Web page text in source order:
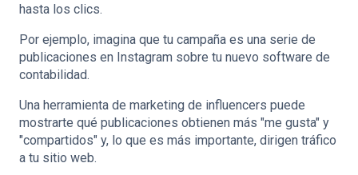
hasta los clics.
Por ejemplo, imagina que tu campaña es una serie de
publicaciones en Instagram sobre tu nuevo software de
contabilidad.
Una herramienta de marketing de influencers puede
mostrarte qué publicaciones obtienen más "me gusta" y
"compartidos" y, lo que es más importante, dirigen tráfico
a tu sitio web.